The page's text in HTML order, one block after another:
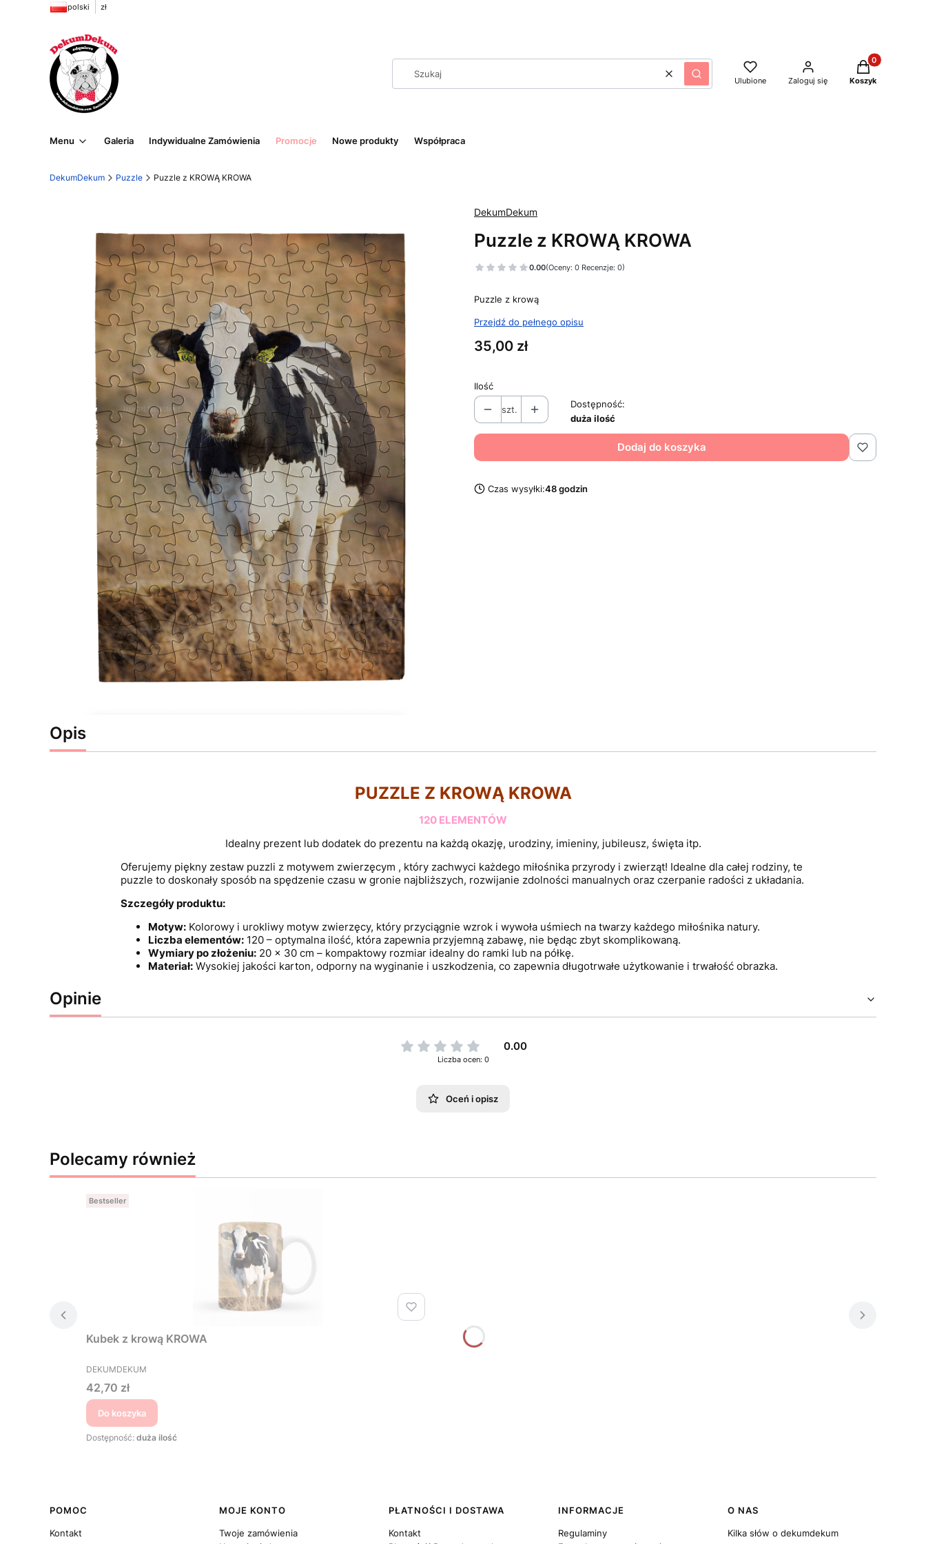
polski zł
WyczyśćSzukaj Ulubione Zaloguj się
Produkty w
Koszyk
Menu Galeria Indywidualne Zamówienia Promocje Nowe produkty Współpraca
DekumDekum Puzzle Puzzle z KROWĄ KROWA
DekumDekum
Puzzle z KROWĄ KROWA
0.00(Oceny: 0 Recenzje: 0)
Puzzle z krową
Przejdź do pełnego opisu
Cena
35,00 zł
Ilość
szt.
Dostępność:
duża ilość
Dodaj do koszyka
Czas wysyłki:48 godzin
Opis
PUZZLE Z KROWĄ KROWA
120 ELEMENTÓW
Idealny prezent lub dodatek do prezentu na każdą okazję, urodziny, imieniny, jubileusz, święta itp.
Oferujemy piękny zestaw puzzli z motywem zwierzęcym , który zachwyci każdego miłośnika przyrody i zwierząt! Idealne dla całej rodziny, te
puzzle to doskonały sposób na spędzenie czasu w gronie najbliższych, rozwijanie zdolności manualnych oraz czerpanie radości z układania.
Szczegóły produktu:
Motyw:Kolorowy i urokliwy motyw zwierzęcy, który przyciągnie wzrok i wywoła uśmiech na twarzy każdego miłośnika natury.
Liczba elementów:120 – optymalna ilość, która zapewnia przyjemną zabawę, nie będąc zbyt skomplikowaną.
Wymiary po złożeniu:20 x 30 cm – kompaktowy rozmiar idealny do ramki lub na półkę.
Materiał:Wysokiej jakości karton, odporny na wyginanie i uszkodzenia, co zapewnia długotrwałe użytkowanie i trwałość obrazka.
Opinie
0.00
Liczba ocen: 0
Oceń i opisz
Polecamy również
Bestseller
Kubek z krową KROWA
PRODUCENT
DEKUMDEKUM
Cena
42,70 zł
Do koszyka
Dostępność: duża ilość
Linki w stopce
POMOC
Kontakt
MOJE KONTO
Twoje zamówienia
PŁATNOŚCI I DOSTAWA
Kontakt
INFORMACJE
Regulaminy
O NAS
Kilka słów o dekumdekum